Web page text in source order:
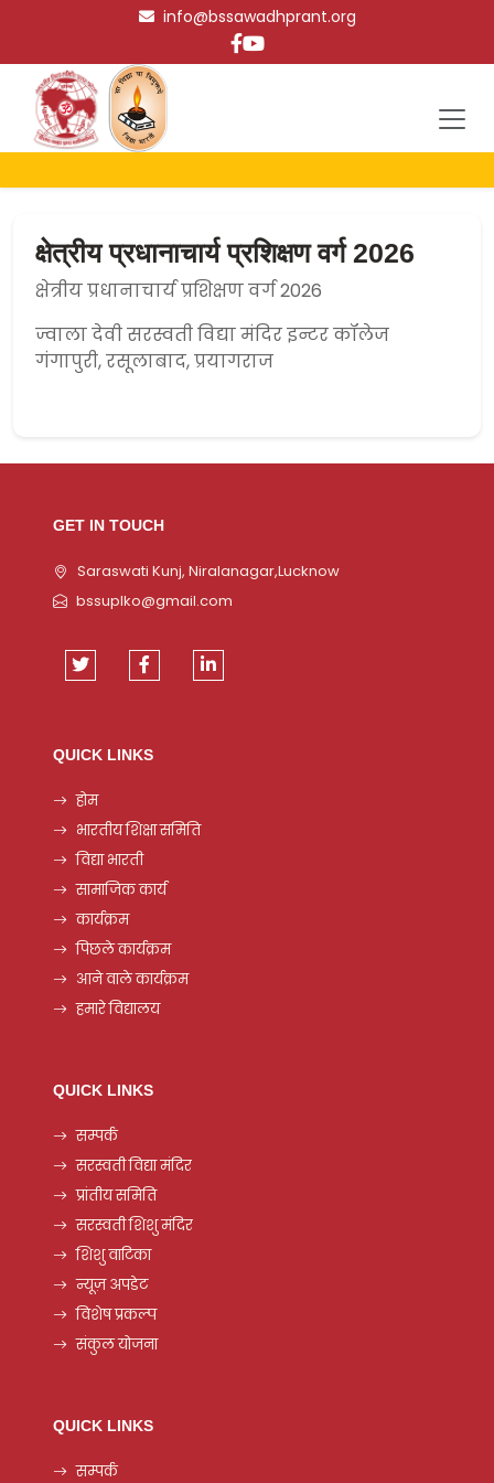
info@bssawadhprant.org
क्षेत्रीय प्रधानाचार्य प्रशिक्षण वर्ग 2026
क्षेत्रीय प्रधानाचार्य प्रशिक्षण वर्ग 2026
ज्वाला देवी सरस्वती विद्या मंदिर इन्टर कॉलेज
गंगापुरी, रसूलाबाद, प्रयागराज
GET IN TOUCH
Saraswati Kunj, Niralanagar,Lucknow
bssuplko@gmail.com
QUICK LINKS
होम
भारतीय शिक्षा समिति
विद्या भारती
सामाजिक कार्य
कार्यक्रम
पिछले कार्यक्रम
आने वाले कार्यक्रम
हमारे विद्यालय
QUICK LINKS
सम्पर्क
सरस्वती विद्या मंदिर
प्रांतीय समिति
सरस्वती शिशु मंदिर
शिशु वाटिका
न्यूज़ अपडेट
विशेष प्रकल्प
संकुल योजना
QUICK LINKS
सम्पर्क